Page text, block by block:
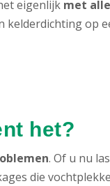
eigenlijk met alle
kelderdichting op
het?
. Of u nu
die